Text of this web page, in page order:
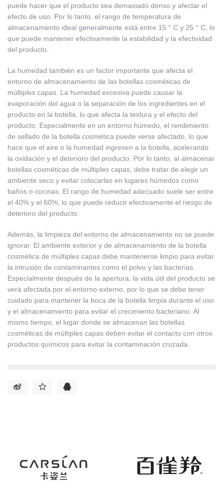
puede hacer que el producto sea demasiado denso y afectar el
efecto de uso. Por lo tanto, el rango de temperatura de
almacenamiento ideal generalmente está entre 15 ° C y 25 ° C, lo
que puede mantener efectivamente la estabilidad y la efectividad
del producto.
La humedad también es un factor importante que afecta el
entorno de almacenamiento de las botellas cosméticas de
múltiples capas. La humedad excesiva puede causar la
evaporación del agua o la separación de los ingredientes en el
producto en la botella, lo que afecta la textura y el efecto del
producto. Especialmente en un entorno húmedo, el rendimiento
de sellado de la botella cosmética puede verse afectado, lo que
hace que el aire o la humedad ingresen a la botella, acelerando
la oxidación y el deterioro del producto. Por lo tanto, al almacenar
botellas cosméticas de múltiples capas, debe tratar de elegir un
ambiente seco y evitar colocarlas en lugares húmedos como
baños o cocinas. El rango de humedad adecuado suele ser entre
el 40% y el 60%, lo que puede reducir efectivamente el riesgo de
deterioro del producto.
Además, la limpieza del entorno de almacenamiento no se puede
ignorar. El ambiente exterior y de almacenamiento de la botella
cosmética de múltiples capas debe mantenerse limpio para evitar
la intrusión de contaminantes como el polvo y las bacterias.
Especialmente después de la apertura, la vida útil del producto se
verá afectada por el entorno externo, por lo que se debe tener
cuidado para mantener la boca de la botella limpia durante el uso
y el almacenamiento para evitar el crecimiento bacteriano. Al
mismo tiempo, el lugar donde se almacenan las botellas
cosméticas de múltiples capas deben evitar el contacto con otros
productos químicos para evitar la contaminación cruzada.